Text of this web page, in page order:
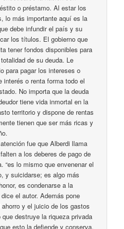
o préstamo. Al estar los
lo más importante aquí es la
debe infundir el país y su
los títulos. El gobierno que
tener fondos disponibles para
de su deuda. Le
para pagar los intereses o
interés o renta forma todo el
No importa que la deuda
tiene vida inmortal en la
territorio y dispone de rentas
tienen que ser más ricas y
fue que Alberdi llama
a los deberes de pago de
“es lo mismo que envenenar el
y suicidarse; es algo más
es condenarse a la
el autor. Además pone
y el juicio de los gastos
destruye la riqueza privada
esto la defiende y conserva,